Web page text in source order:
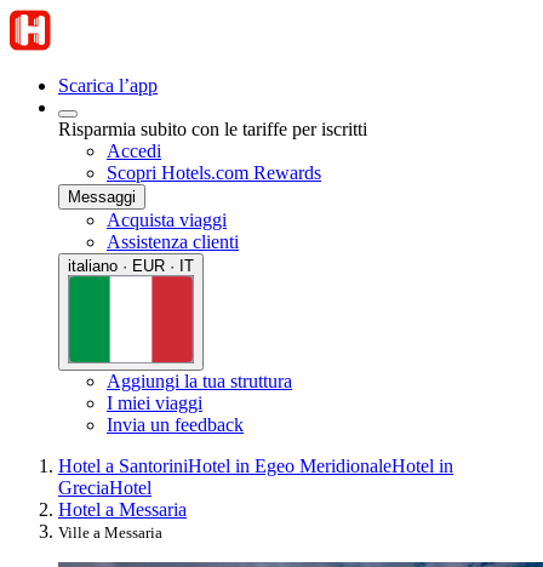
Scarica l’app
Risparmia subito con le tariffe per iscritti
Accedi
Scopri Hotels.com Rewards
Messaggi
Acquista viaggi
Assistenza clienti
italiano · EUR · IT
Aggiungi la tua struttura
I miei viaggi
Invia un feedback
Hotel a SantoriniHotel in Egeo MeridionaleHotel in
GreciaHotel
Hotel a Messaria
Ville a Messaria